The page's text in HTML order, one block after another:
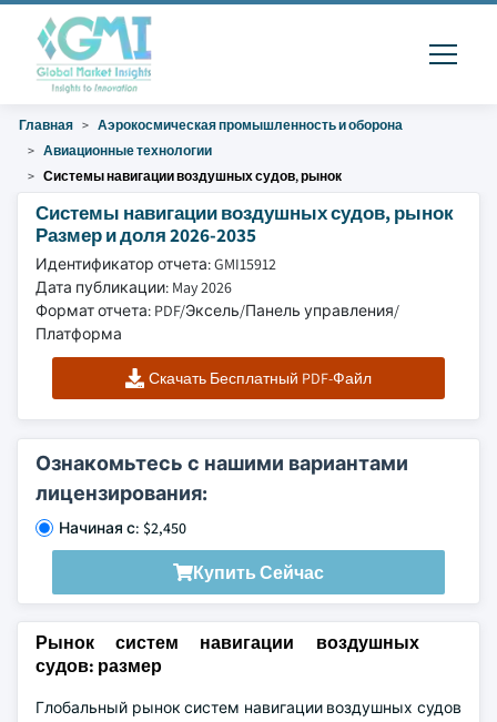
Главная
Аэрокосмическая промышленность и оборона
Авиационные технологии
Системы навигации воздушных судов, рынок
Системы навигации воздушных судов, рынок
Размер и доля 2026-2035
Идентификатор отчета: GMI15912
Дата публикации: May 2026
Формат отчета: PDF/Эксель/Панель управления/
Платформа
Скачать Бесплатный PDF-Файл
Ознакомьтесь с нашими вариантами
лицензирования:
Начиная с: $2,450
Купить Сейчас
Рынок систем навигации воздушных
судов: размер
Глобальный рынок систем навигации воздушных судов